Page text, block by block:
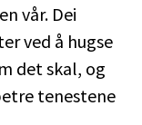
vår. Dei
ved å hugse
det skal, og
tenestene